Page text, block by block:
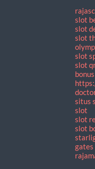
slot
slot
slot
slot
slot
situs
slot
slot
slot
gates